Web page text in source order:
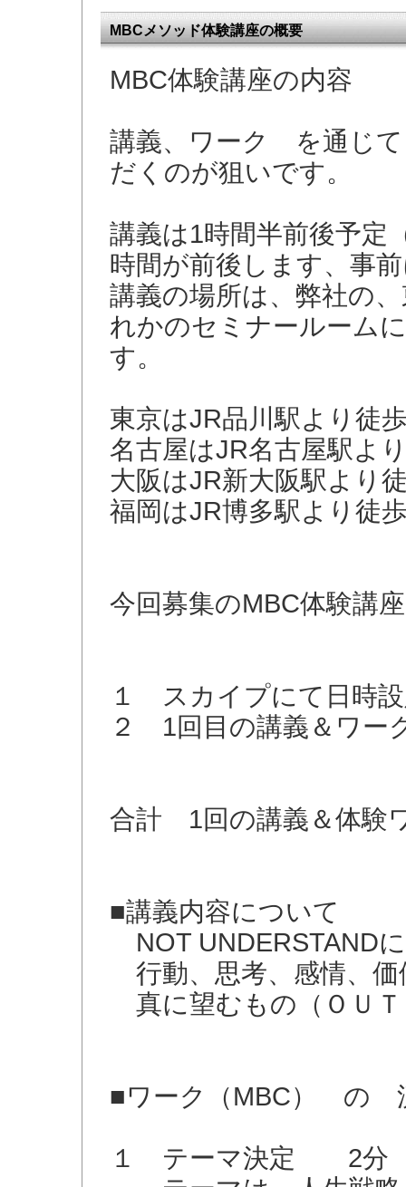
MBCメソッド体験講座の概要
MBC体験講座の内容
講義、ワーク を通じ
だくのが狙いです。
講義は1時間半前後予定
時間が前後します、事
講義の場所は、弊社の
れかのセミナールーム
す。
東京はJR品川駅より徒
名古屋はJR名古屋駅よ
大阪はJR新大阪駅より
福岡はJR博多駅より徒
今回募集のMBC体験講
１ スカイプにて日時
２ 1回目の講義＆ワー
合計 1回の講義＆体
■講義内容について
NOT UNDERSTAND
行動、思考、感情、
真に望むもの（ＯＵ
■ワーク（MBC） の
１ テーマ決定 2分